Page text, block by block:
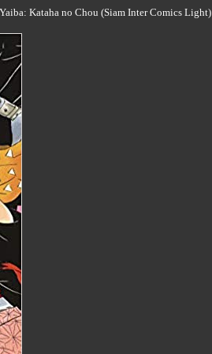
Kataha no Chou (Siam Inter Comics Light)